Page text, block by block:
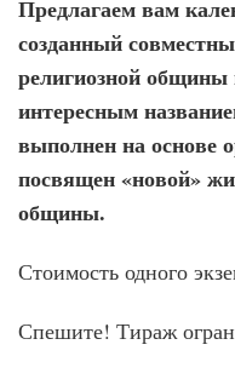
Предлагаем вам
созданный
религиозной
интересным
выполнен на основе
посвящен «новой»
общины.
Стоимость одного
Спешите! Тираж